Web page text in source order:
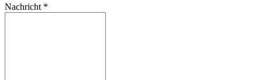
Nachricht *